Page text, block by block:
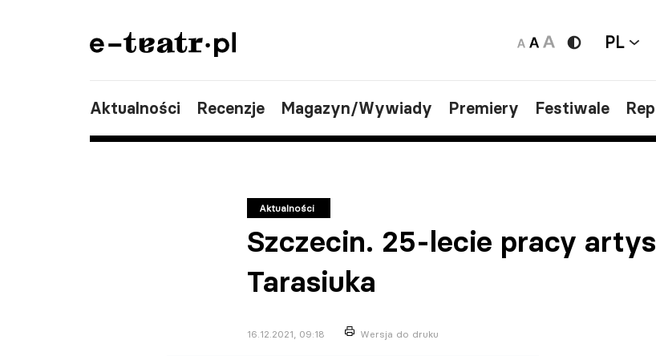
PL
Aktualności Recenzje Magazyn/Wywiady Premiery Festiwale
Aktualności
Szczecin. 25-lecie pracy
Tarasiuka
16.12.2021, 09:18 Wersja do druku